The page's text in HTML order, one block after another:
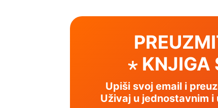
⋆ KNJIGA
Upiši svoj email i
Uživaj u jednostavnim